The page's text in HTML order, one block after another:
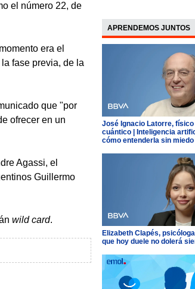
el número 22, de
era el
fase previa, de la
que "por
ofrecer en un
Agassi, el
Guillermo
wild card.
APRENDEMOS JUNTOS
José Ignacio Latorre, físico
cuántico | Inteligencia
cómo entenderla sin miedo
Elizabeth Clapés,
que hoy duele no dolerá